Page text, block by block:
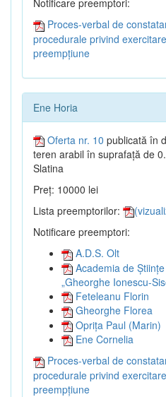
Notificare preemptori:
Proces-verbal de
procedurale privind
preempțiune
Ene Horia
Oferta nr. 10 publicată în
teren arabil în suprafață de
Slatina
Preț: 10000 lei
Lista preemptorilor:
Notificare preemptori:
A.D.S. Olt
Academia de
„Gheorghe Ionescu-
Feteleanu Florin
Gheorghe Florea
Oprița Paul (Marin)
Ene Cornelia
Proces-verbal de
procedurale privind
preempțiune